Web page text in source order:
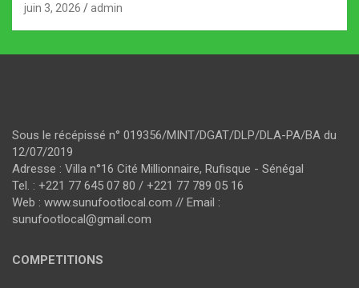
juin 3, 2026 admin
Sous le récépissé n° 019356/MINT/DGAT/DLP/DLA-PA/BA du
12/07/2019
Adresse : Villa n°16 Cité Millionnaire, Rufisque - Sénégal
Tel. : +221 77 645 07 80 / +221 77 789 05 16
Web : www.sunufootlocal.com // Email :
sunufootlocal@gmail.com
COMPETITIONS